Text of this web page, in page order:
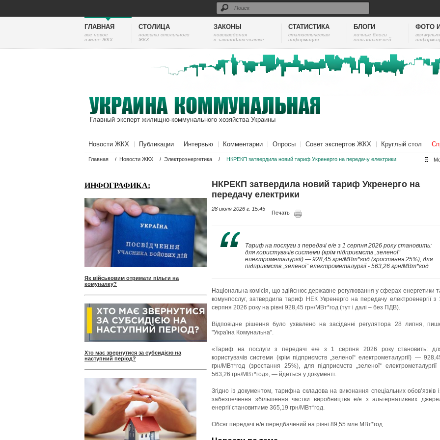
ГЛАВНАЯ
все новое
в мире ЖКХ
СТОЛИЦА
новости столичного
ЖКХ
ЗАКОНЫ
нововведения
в законодательстве
СТАТИСТИКА
cтатистическая
информация
БЛОГИ
личные блоги
пользователей
ФОТО
вся
Главный эксперт жилищно-коммунального хозяйства Украины
Новости ЖКХ Публикации Интервью Комментарии Опросы Совет экспертов ЖКХ Круглый стол
Главная / Новости ЖКХ / Электроэнергетика / НКРЕКП затвердила новий тариф Укренерго на передачу електрики
ИНФОГРАФИКА:
Як військовим отримати пільги на
комуналку?
Хто має звернутися за субсидією на
наступний період?
НКРЕКП затвердила новий тариф Укренерго на
передачу електрики
28 июля 2026 г. 15:45
Печать
Тариф на послуги з передачі е/е з 1 серпня 2026 року становить:
для користувачів системи (крім підприємств „зеленої“
електрометалургії) — 928,45 грн/МВт*год (зростання 25%), для
підприємств „зеленої“ електрометалургії - 563,26 грн/МВт*год
Національна комісія, що здійснює державне регулювання у сферах енергетики
комунпослуг, затвердила тариф НЕК Укренерго на передачу електроенергії з
серпня 2026 року на рівні 928,45 грн/МВт*год (тут і далі – без ПДВ).
Відповідне рішення було ухвалено на засіданні регулятора 28 липня,
"Україна Комунальна".
«Тариф на послуги з передачі е/е з 1 серпня 2026 року становить:
користувачів системи (крім підприємств „зеленої“ електрометалургії) —
грн/МВт*год (зростання 25%), для підприємств „зеленої“ електрометалургії
563,26 грн/МВт*год», — йдеться у документі.
Згідно із документом, тарифна складова на виконання спеціальних обов’язків
забезпечення збільшення частки виробництва е/е з альтернативних
енергії становитиме 365,19 грн/МВт*год.
Обсяг передачі е/е передбачений на рівні 89,55 млн МВт*год.